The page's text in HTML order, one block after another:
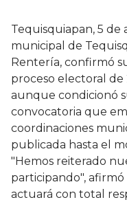
Tequisquiapan, 5 de
municipal de
Rentería, confirmó
proceso electoral de
aunque condicionó
convocatoria que
coordinaciones
publicada hasta el
"Hemos reiterado
participando",
actuará con total